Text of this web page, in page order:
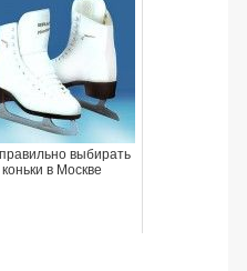
выбирать
коньки в Москве